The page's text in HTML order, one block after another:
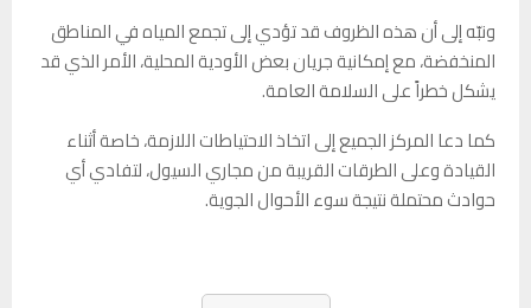
ونبّه إلى أن هذه الظروف قد تؤدي إلى تجمع المياه في المناطق
المنخفضة، مع إمكانية جريان بعض الأودية المحلية، الأمر الذي قد
يشكل خطراً على السلامة العامة.
كما دعا المركز الجميع إلى اتخاذ الاحتياطات اللازمة، خاصة أثناء
القيادة وعلى الطرقات القريبة من مجاري السيول، لتفادي أي
حوادث محتملة نتيجة سوء الأحوال الجوية.